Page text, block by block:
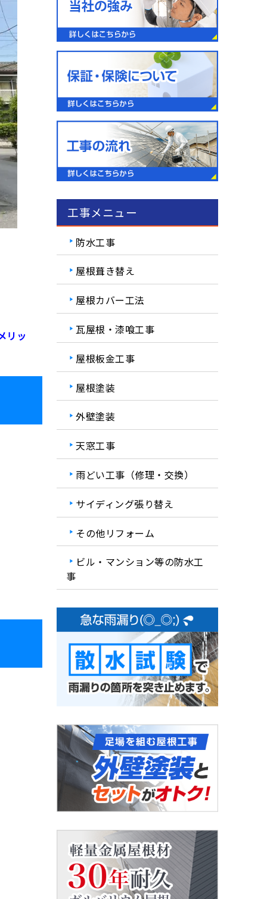
リッ
工事メニュー
防水工事
屋根葺き替え
屋根カバー工法
瓦屋根・漆喰工事
屋根板金工事
屋根塗装
外壁塗装
天窓工事
雨どい工事（修理・交換）
サイディング張り替え
その他リフォーム
ビル・マンション等の防水工
事